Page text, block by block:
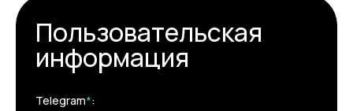
Пользовательская
информация
Telegram*: